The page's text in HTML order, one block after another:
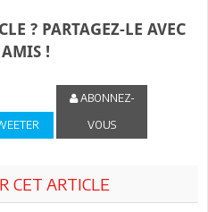
? PARTAGEZ-LE AVEC
!
ABONNEZ-
VOUS
CET ARTICLE